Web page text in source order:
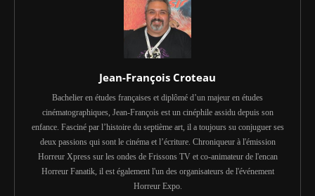
Jean-François Croteau
Bachelier en études françaises et diplômé d’un majeur en études
cinématographiques, Jean-François est un cinéphile assidu depuis son
enfance. Fasciné par l’histoire du septième art, il a toujours su conjuguer ses
deux passions qui sont le cinéma et l’écriture. Chroniqueur à l'émission
Horreur Xpress sur les ondes de Frissons TV et co-animateur de l'encan
Horreur Fanatik, il est également l'un des organisateurs de l'événement
Horreur Expo.